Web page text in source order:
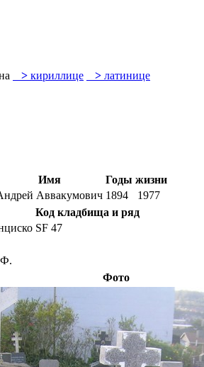
> кириллице > латинице
Имя
Годы жизни
Аввакумович 1894
1977
Код кладбища и ряд
SF 47
Фото